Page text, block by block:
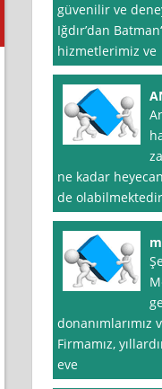
güvenilir ve
Iğdır’dan
hizmetlerimiz ve
ne kadar
de
donanımlarımız
Firmamız,
eve